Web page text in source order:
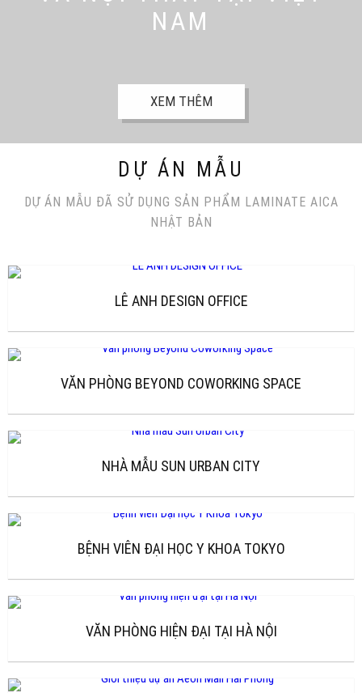
NAM
XEM THÊM
DỰ ÁN MẪU
DỰ ÁN MẪU ĐÃ SỬ DỤNG SẢN PHẨM LAMINATE AICA
NHẬT BẢN
LÊ ANH DESIGN OFFICE
VĂN PHÒNG BEYOND COWORKING SPACE
NHÀ MẪU SUN URBAN CITY
BỆNH VIÊN ĐẠI HỌC Y KHOA TOKYO
VĂN PHÒNG HIỆN ĐẠI TẠI HÀ NỘI